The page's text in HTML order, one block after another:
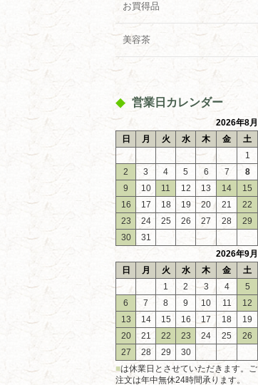
お買得品
美容茶
営業日カレンダー
2026年8月
日
月 火 水 木 金
土
1
2
3 4 5 6 7
8
9
10 11 12 13 14
15
16
17 18 19 20 21
22
23
24 25 26 27 28
29
30
31
2026年9月
日
月 火 水 木 金
土
1
2 3 4
5
6
7 8 9 10 11
12
13
14 15 16 17 18
19
20
21 22 23 24 25
26
27
28 29
30
■は休業日とさせていただきます。ご
注文は年中無休24時間承ります。